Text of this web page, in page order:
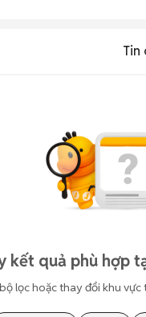
Tin
kết quả phù hợp
lọc hoặc thay đổi khu vực